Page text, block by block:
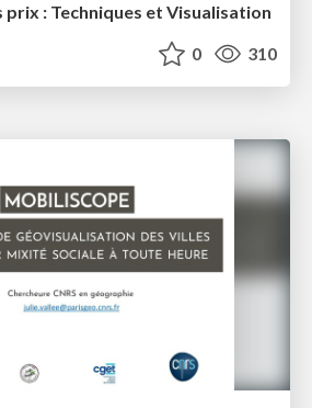
: Techniques et Visualisation
0 310